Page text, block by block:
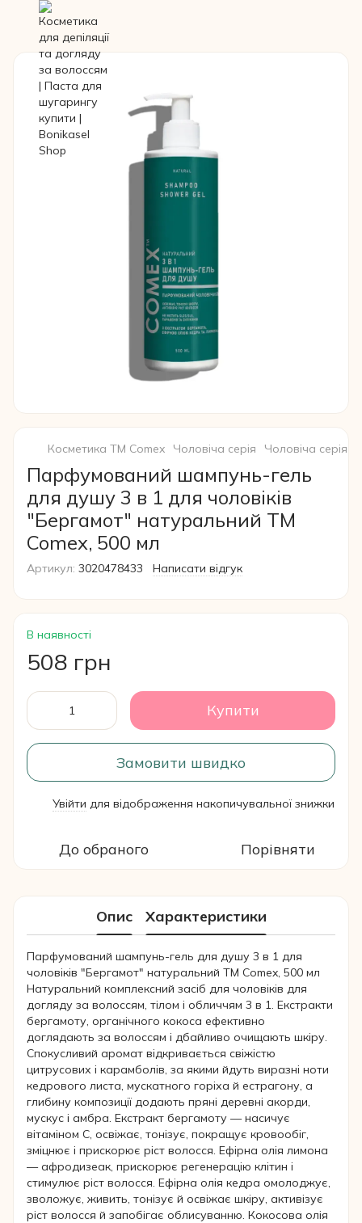
Косметика ТМ Comex Чоловіча серія Чоловіча серія
Парфумований шампунь-гель
для душу 3 в 1 для чоловіків
"Бергамот" натуральний ТМ
Comex, 500 мл
Артикул: 3020478433 Написати відгук
В наявності
508 грн
Купити
Замовити швидко
Увійти для відображення накопичувальної знижки
До обраного Порівняти
Опис Характеристики
Парфумований шампунь-гель для душу 3 в 1 для
чоловіків "Бергамот" натуральний ТМ Comex, 500 мл
Натуральний комплексний засіб для чоловіків для
догляду за волоссям, тілом і обличчям 3 в 1. Екстракти
бергамоту, органічного кокоса ефективно
доглядають за волоссям і дбайливо очищають шкіру.
Спокусливий аромат відкривається свіжістю
цитрусових і карамболів, за якими йдуть виразні ноти
кедрового листа, мускатного горіха й естрагону, а
глибину композиції додають пряні деревні акорди,
мускус і амбра. Екстракт бергамоту — насичує
вітаміном С, освіжає, тонізує, покращує кровообіг,
зміцнює і прискорює ріст волосся. Ефірна олія лимона
— афродизеак, прискорює регенерацію клітин і
стимулює ріст волосся. Ефірна олія кедра омолоджує,
зволожує, живить, тонізує й освіжає шкіру, активізує
ріст волосся й запобігає облисуванню. Кокосова олія